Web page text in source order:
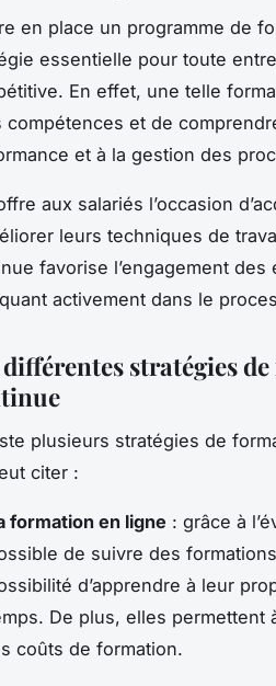
en place un programme de
essentielle pour toute
En effet, une telle
compétences et de
et à la gestion des
aux salariés l’occasion
leurs techniques de
favorise l’engagement
activement dans le
différentes stratégies
plusieurs stratégies de
citer :
formation en ligne : grâce à
de suivre des
d’apprendre à leur
De plus, elles permettent
coûts de formation.